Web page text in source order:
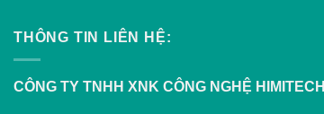
THÔNG TIN LIÊN HỆ:
CÔNG TY TNHH XNK CÔNG NGHỆ HIMITECH